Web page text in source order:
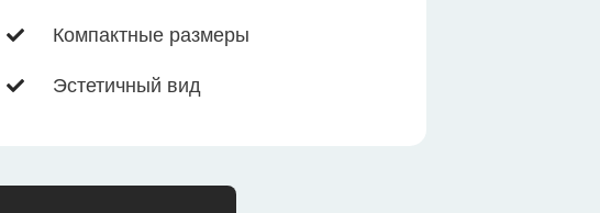
Компактные размеры
Эстетичный вид